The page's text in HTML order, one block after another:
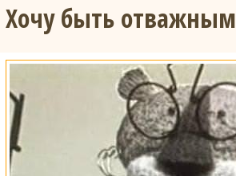
Хочу быть отважным